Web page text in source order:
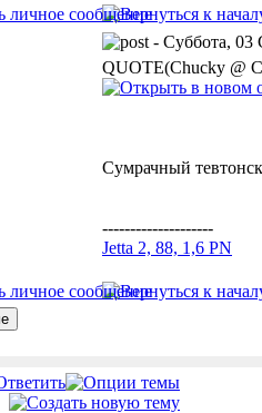
- Суббота, 03
QUOTE(Chucky @
Сумрачный
--------------------
Jetta 2, 88, 1,6 PN